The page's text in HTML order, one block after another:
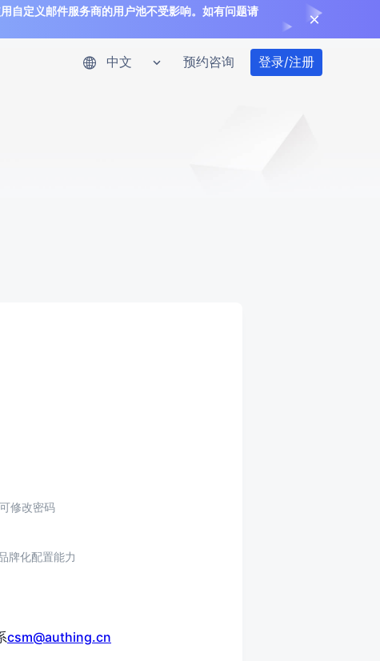
自定义邮件服务商的用户池不受影响。如有问题请
预约咨询 登录/注册
修改密码
牌化配置能力
csm@authing.cn